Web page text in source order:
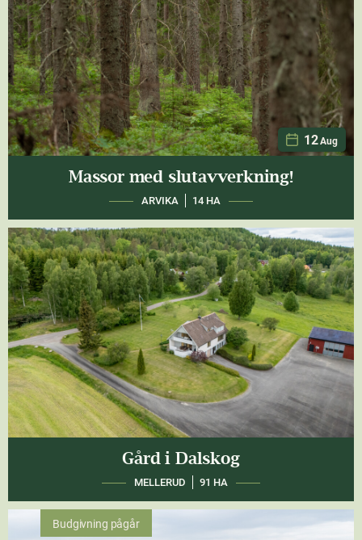
12 Aug
Massor med slutavverkning!
ARVIKA 14 HA
Gård i Dalskog
MELLERUD 91 HA
Budgivning pågår